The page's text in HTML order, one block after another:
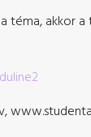
téma, akkor